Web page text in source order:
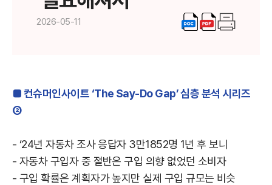
2026-05-11
■ 컨슈머인사이트 ‘The Say-Do Gap’ 심층 분석 시리즈
②
- ‘24년 자동차 조사 응답자 3만1852명 1년 후 보니
- 자동차 구입자 중 절반은 구입 의향 없었던 소비자
- 구입 확률은 계획자가 높지만 실제 구입 규모는 비슷